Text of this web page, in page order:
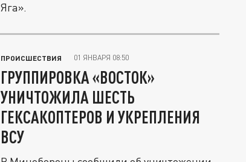
Яга».
ПРОИСШЕСТВИЯ 01 ЯНВАРЯ 08:50
ГРУППИРОВКА «ВОСТОК»
УНИЧТОЖИЛА ШЕСТЬ
ГЕКСАКОПТЕРОВ И УКРЕПЛЕНИЯ
ВСУ